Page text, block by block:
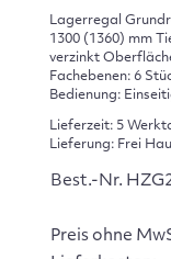
Lagerregal
1300 (1360) mm
verzinkt
Fachebenen: 6
Bedienung:
Lieferzeit: 5
Lieferung: Frei
Best.-Nr.
Preis ohne